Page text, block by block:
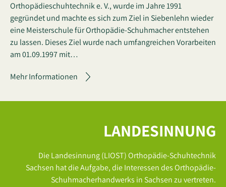
Orthopädieschuhtechnik e. V., wurde im Jahre 1991
gegründet und machte es sich zum Ziel in Siebenlehn wieder
eine Meisterschule für Orthopädie-Schuhmacher entstehen
zu lassen. Dieses Ziel wurde nach umfangreichen Vorarbeiten
am 01.09.1997 mit…
Mehr Informationen
LANDESINNUNG
Die Landesinnung (LIOST) Orthopädie-Schuhtechnik
Sachsen hat die Aufgabe, die Interessen des Orthopädie-
Schuhmacherhandwerks in Sachsen zu vertreten.